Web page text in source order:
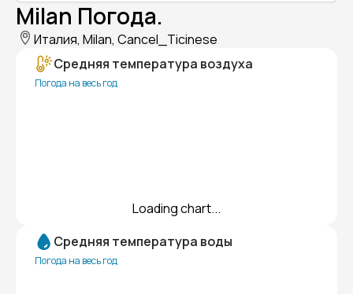
Milan Погода.
Италия, Milan, Cancel_Ticinese
Средняя температура воздуха
Погода на весь год
Loading chart...
Средняя температура воды
Погода на весь год